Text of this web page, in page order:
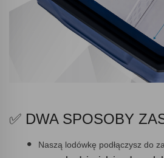
✅ DWA SPOSOBY
Naszą lodówkę podłączysz do